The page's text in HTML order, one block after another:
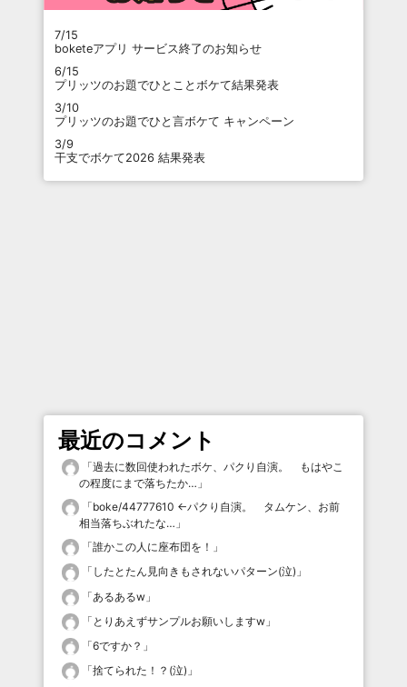
7/15
boketeアプリ サービス終了のお知らせ
6/15
プリッツのお題でひとことボケて結果発表
3/10
プリッツのお題でひと言ボケて キャンペーン
3/9
干支でボケて2026 結果発表
最近のコメント
「過去に数回使われたボケ、パクり自演。 もはやこ
の程度にまで落ちたか… 」
「boke/44777610 ←パクり自演。 タムケン、お前
相当落ちぶれたな… 」
「誰かこの人に座布団を！ 」
「 したとたん見向きもされないパターン(泣) 」
「あるあるw 」
「 とりあえずサンプルお願いしますw 」
「6ですか？ 」
「捨てられた！？(泣) 」